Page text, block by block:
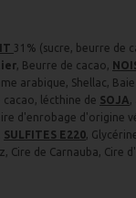
31% (sucre, beurre de
, Beurre de cacao,
arabique, Shellac,
cacao, lécthine de SOJA
d'enrobage d'origine
SULFITES E220 ,
Cire de Carnauba, Cire